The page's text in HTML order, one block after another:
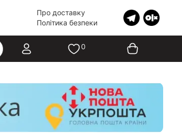
Про доставку
Політика безпеки
0